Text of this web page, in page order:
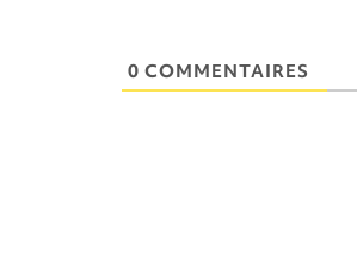
0 COMMENTAIRES